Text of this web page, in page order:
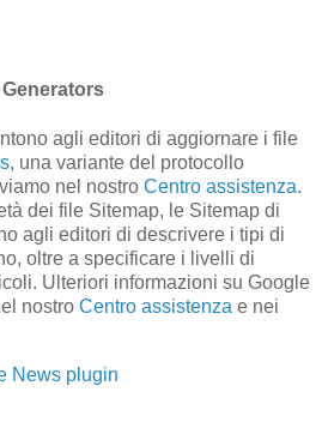
agli editori di aggiornare i file
, una variante del protocollo
nel nostro Centro assistenza.
dei file Sitemap, le Sitemap di
agli editori di descrivere i tipi di
oltre a specificare i livelli di
Ulteriori informazioni su Google
nostro Centro assistenza e nei
News plugin